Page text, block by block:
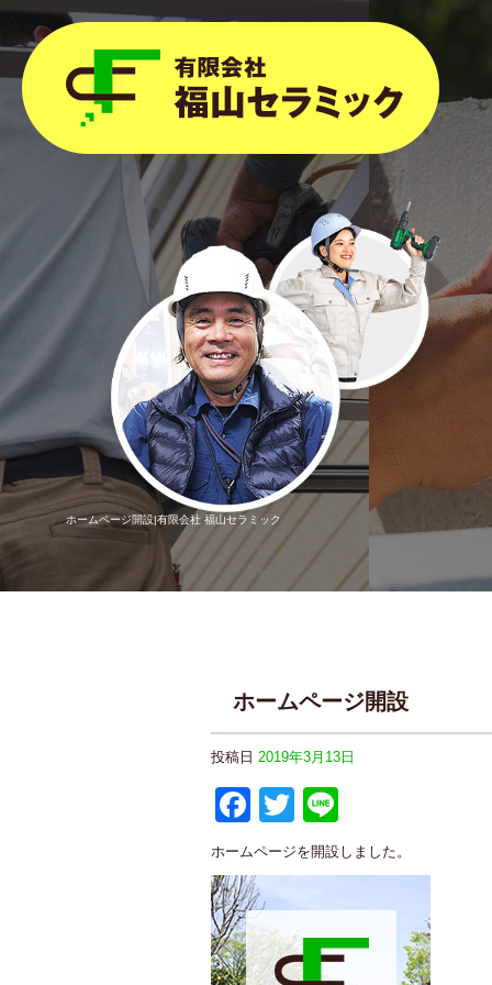
ホームページ開設|有限会社 福山セラミック
ホームページ開設
投稿日 2019年3月13日
F
a
c
e
b
T
wi
tt
er
n
e
ホームページを開設しました。